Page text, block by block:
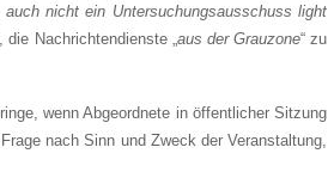
nicht ein Untersuchungsausschuss light
Nachrichtendienste „ aus der Grauzone“ zu
wenn Abgeordnete in öffentlicher Sitzung
nach Sinn und Zweck der Veranstaltung,